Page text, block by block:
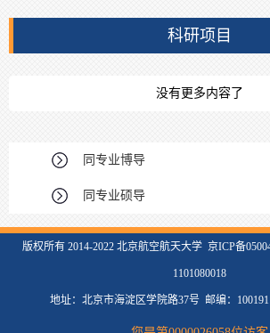
科研项目
没有更多内容了
同专业博导
同专业硕导
版权所有 2014-2022 北京航空航天大学 京ICP备
1101080018
地址：北京市海淀区学院路37号 邮编：